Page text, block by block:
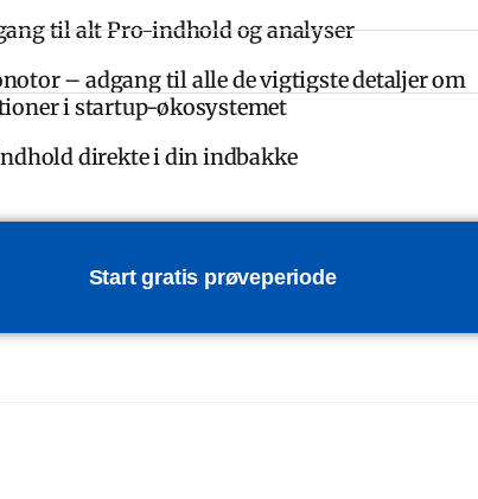
til alt Pro-indhold og analyser
– adgang til alle de vigtigste detaljer om
i startup-økosystemet
direkte i din indbakke
Start gratis prøveperiode